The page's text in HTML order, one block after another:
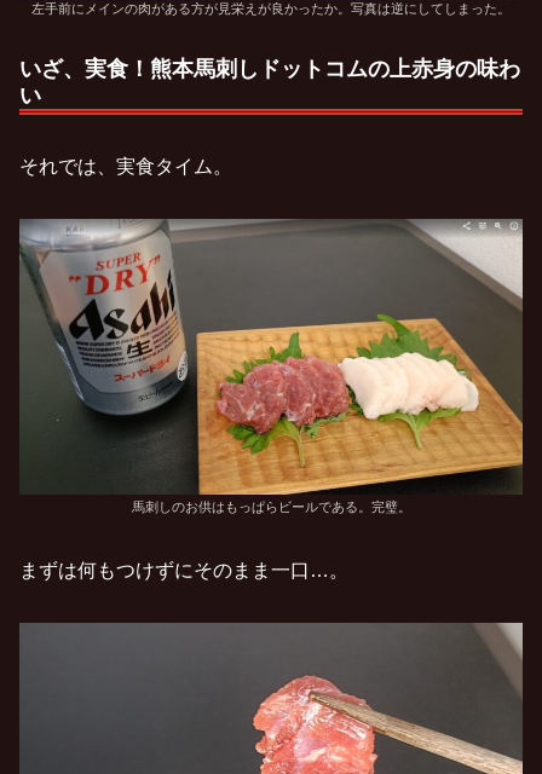
左手前にメインの肉がある方が見栄えが良かったか。写真は逆にしてしまった。
いざ、実食！熊本馬刺しドットコムの上赤身の味わ
い
それでは、実食タイム。
馬刺しのお供はもっぱらビールである。完璧。
まずは何もつけずにそのまま一口…。